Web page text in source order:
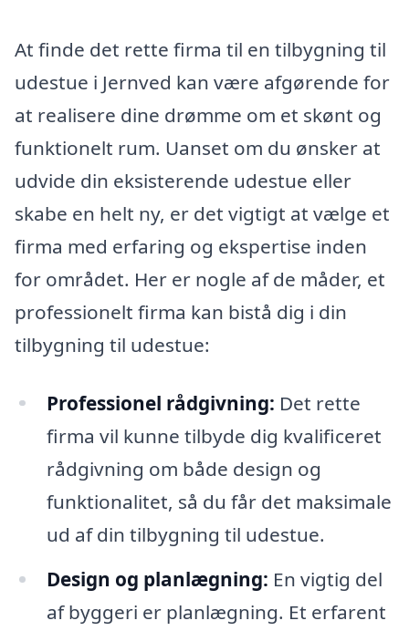
At finde det rette firma til en tilbygning til
udestue i Jernved kan være afgørende for
at realisere dine drømme om et skønt og
funktionelt rum. Uanset om du ønsker at
udvide din eksisterende udestue eller
skabe en helt ny, er det vigtigt at vælge et
firma med erfaring og ekspertise inden
for området. Her er nogle af de måder, et
professionelt firma kan bistå dig i din
tilbygning til udestue:
Professionel rådgivning: Det rette
firma vil kunne tilbyde dig kvalificeret
rådgivning om både design og
funktionalitet, så du får det maksimale
ud af din tilbygning til udestue.
Design og planlægning: En vigtig del
af byggeri er planlægning. Et erfarent